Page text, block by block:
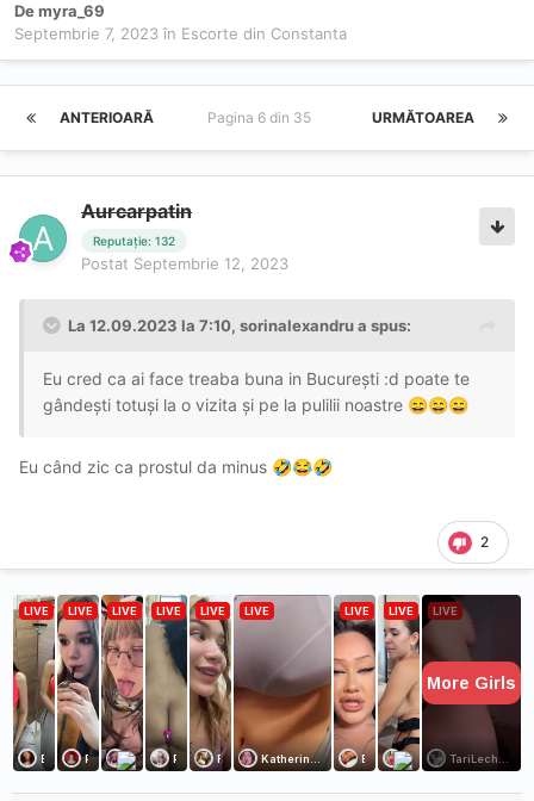
Demyra_69
Septembrie 7, 2023 în Escorte din Constanta
ANTERIOARĂ URMĂTOAREA
Pagina 6 din 35
Aurcarpatin
Reputație: 132
Postat Septembrie 12, 2023
La 12.09.2023 la 7:10, sorinalexandrua spus:
Eu cred ca ai face treaba buna in București :d poate te
gândești totuși la o vizita și pe la pulilii noastre 😄😄😄
Eu când zic ca prostul da minus 🤣😂🤣
2